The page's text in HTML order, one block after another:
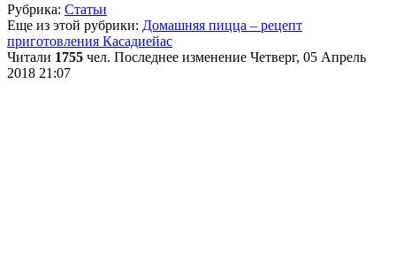
Рубрика: Статьи
Еще из этой рубрики: Домашняя пицца – рецепт
приготовления Касадиейас
Читали 1755 чел. Последнее изменение Четверг, 05 Апрель
2018 21:07